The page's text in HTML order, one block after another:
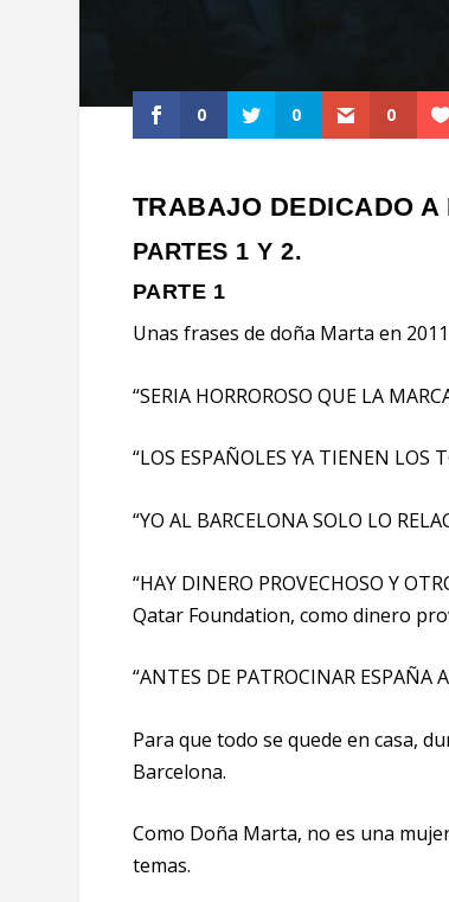
0 0 0
TRABAJO DEDICADO A
PARTES 1 Y 2.
PARTE 1
Unas frases de doña Marta en
“SERIA HORROROSO QUE LA
“LOS ESPAÑOLES YA TIENEN LOS
“YO AL BARCELONA SOLO LO
“HAY DINERO PROVECHOSO Y
Qatar Foundation, como dinero
“ANTES DE PATROCINAR ESPAÑA
Para que todo se quede en casa,
Barcelona.
Como Doña Marta, no es una
temas.